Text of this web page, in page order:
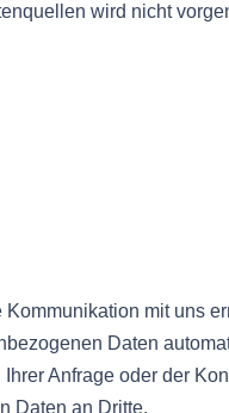
wird nicht
mit uns
Daten
Anfrage oder der
Daten an Dritte.